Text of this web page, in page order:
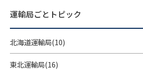
運輸局ごとトピック
北海道運輸局(10)
東北運輸局(16)